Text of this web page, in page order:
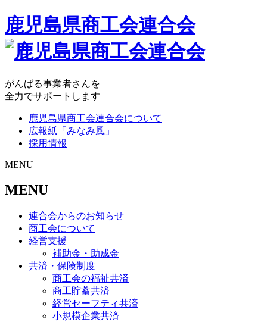
鹿児島県商工会連合会
がんばる事業者さんを
全力でサポートします
鹿児島県商工会連合会について
広報紙「みなみ風」
採用情報
MENU
MENU
連合会からのお知らせ
商工会について
経営支援
補助金・助成金
共済・保険制度
商工会の福祉共済
商工貯蓄共済
経営セーフティ共済
小規模企業共済